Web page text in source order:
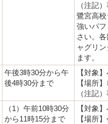
（注記
鷺宮高
強いパ
さい。
ャグリ
ます。
午後3時30分から午
後4時30分まで
【対象
【場所
（注記
（1）午前10時30分
から11時15分まで
【対象
【場所